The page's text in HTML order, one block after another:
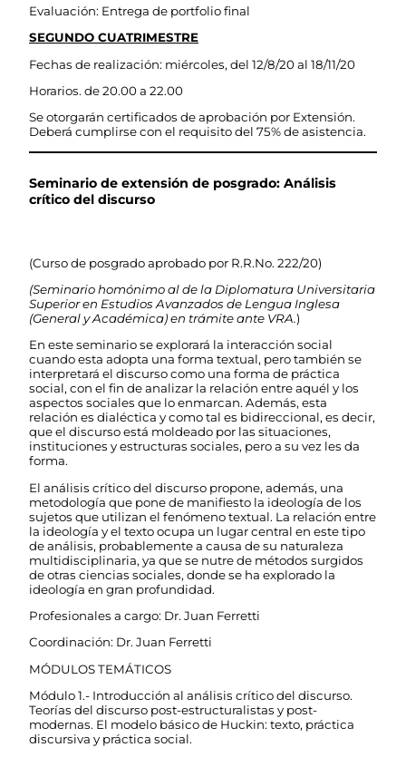
Evaluación: Entrega de portfolio final
SEGUNDO CUATRIMESTRE
Fechas de realización: miércoles, del 12/8/20 al 18/11/20
Horarios. de 20.00 a 22.00
Se otorgarán certificados de aprobación por Extensión.
Deberá cumplirse con el requisito del 75% de asistencia.
Seminario de extensión de posgrado: Análisis
crítico del discurso
(Curso de posgrado aprobado por R.R.No. 222/20)
(Seminario homónimo al de la Diplomatura Universitaria
Superior en Estudios Avanzados de Lengua Inglesa
(General y Académica) en trámite ante VRA.)
En este seminario se explorará la interacción social
cuando esta adopta una forma textual, pero también se
interpretará el discurso como una forma de práctica
social, con el fin de analizar la relación entre aquél y los
aspectos sociales que lo enmarcan. Además, esta
relación es dialéctica y como tal es bidireccional, es decir,
que el discurso está moldeado por las situaciones,
instituciones y estructuras sociales, pero a su vez les da
forma.
El análisis crítico del discurso propone, además, una
metodología que pone de manifiesto la ideología de los
sujetos que utilizan el fenómeno textual. La relación entre
la ideología y el texto ocupa un lugar central en este tipo
de análisis, probablemente a causa de su naturaleza
multidisciplinaria, ya que se nutre de métodos surgidos
de otras ciencias sociales, donde se ha explorado la
ideología en gran profundidad.
Profesionales a cargo: Dr. Juan Ferretti
Coordinación: Dr. Juan Ferretti
MÓDULOS TEMÁTICOS
Módulo 1.- Introducción al análisis crítico del discurso.
Teorías del discurso post-estructuralistas y post-
modernas. El modelo básico de Huckin: texto, práctica
discursiva y práctica social.